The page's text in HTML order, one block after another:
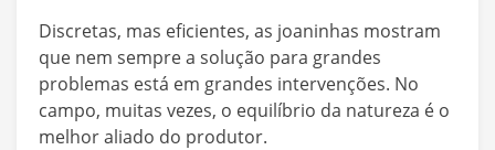
Discretas, mas eficientes, as joaninhas mostram
que nem sempre a solução para grandes
problemas está em grandes intervenções. No
campo, muitas vezes, o equilíbrio da natureza é o
melhor aliado do produtor.